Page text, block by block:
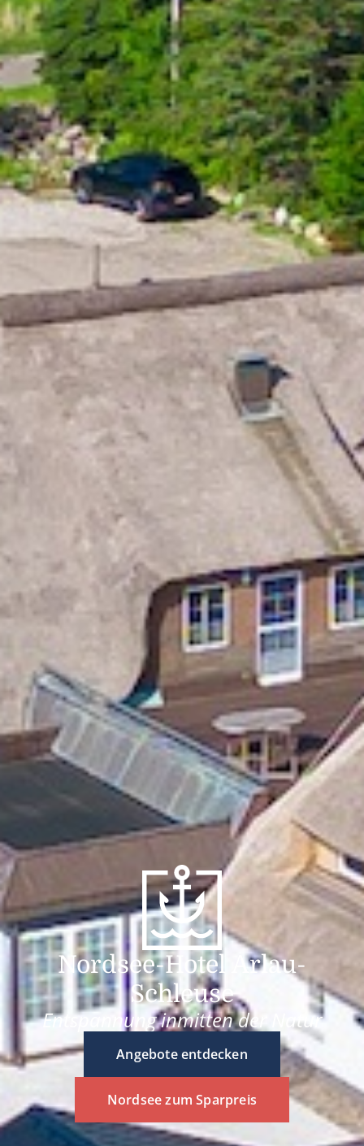
Nordsee-Hotel Arlau-
Schleuse
Entspannung inmitten der Natur
Angebote entdecken
Nordsee zum Sparpreis